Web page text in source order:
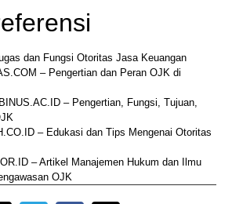
dan Fungsi Otoritas Jasa Keuangan
– Pengertian dan Peran OJK di
– Pengertian, Fungsi, Tujuan,
– Edukasi dan Tips Mengenai Otoritas
– Artikel Manajemen Hukum dan Ilmu
OJK